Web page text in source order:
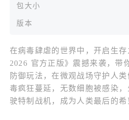
包大小
版本
在病毒肆虐的世界中，开启生
2026 官方正版》震撼来袭，带
防御玩法，在微观战场守护人
毒疯狂蔓延，无数细胞被感染
驶特制战机，成为人类最后的
机，装备强力武器，升级火力